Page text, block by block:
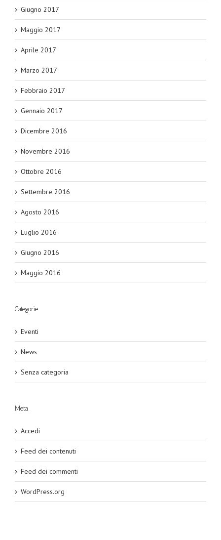
Giugno 2017
Maggio 2017
Aprile 2017
Marzo 2017
Febbraio 2017
Gennaio 2017
Dicembre 2016
Novembre 2016
Ottobre 2016
Settembre 2016
Agosto 2016
Luglio 2016
Giugno 2016
Maggio 2016
Categorie
Eventi
News
Senza categoria
Meta
Accedi
Feed dei contenuti
Feed dei commenti
WordPress.org